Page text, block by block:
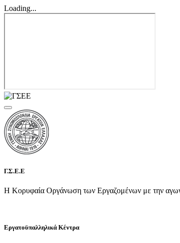
Loading...
Γ.Σ.Ε.Ε
Η Κορυφαία Οργάνωση των Εργαζομένων με την
Εργατοϋπαλληλικά Κέντρα